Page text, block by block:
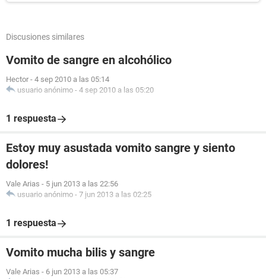
Discusiones similares
Vomito de sangre en alcohólico
Hector - 4 sep 2010 a las 05:14
usuario anónimo - 4 sep 2010 a las 05:20
1 respuesta
Estoy muy asustada vomito sangre y siento
dolores!
Vale Arias - 5 jun 2013 a las 22:56
usuario anónimo - 7 jun 2013 a las 02:25
1 respuesta
Vomito mucha bilis y sangre
Vale Arias - 6 jun 2013 a las 05:37